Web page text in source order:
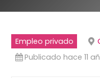
Empleo privado
Publicado hace 11